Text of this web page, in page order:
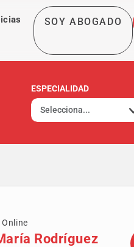
SOY ABOGADO
ESPECIALIDAD
Rodríguez